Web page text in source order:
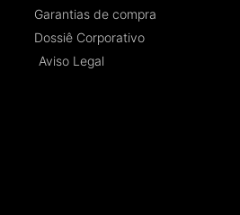
Garantias de compra
Dossiê Corporativo
Aviso Legal